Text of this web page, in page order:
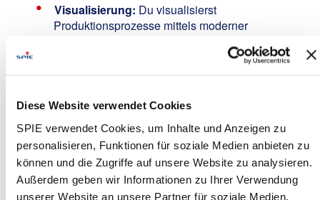
Diese Website verwendet Cookies
SPIE verwendet Cookies, um Inhalte und Anzeigen zu
personalisieren, Funktionen für soziale Medien anbieten zu
können und die Zugriffe auf unsere Website zu analysieren.
Außerdem geben wir Informationen zu Ihrer Verwendung
unserer Website an unsere Partner für soziale Medien,
Visualisierung: Du visualisierst
Produktionsprozesse mittels moderner
Digitalisierung:Du sicherst die
dem regionalen Mittelstand, durch die
zukunftsweisenden Automatisierungslösungen,
die Du für sie entwickelst
Inbetriebnahme:Du erweckst die Anlagen direkt
bei unseren Kunden zum Leben, gehst
auftauchenden Problemen strukturiert auf den